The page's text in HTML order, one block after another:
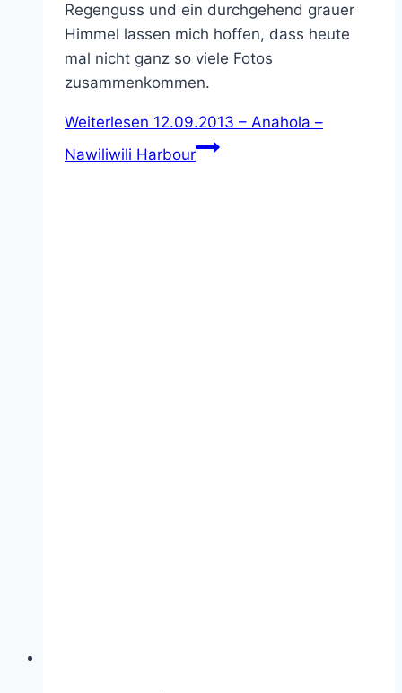
Regenguss und ein durchgehend grauer
Himmel lassen mich hoffen, dass heute
mal nicht ganz so viele Fotos
zusammenkommen.
Weiterlesen 12.09.2013 – Anahola –
Nawiliwili Harbour